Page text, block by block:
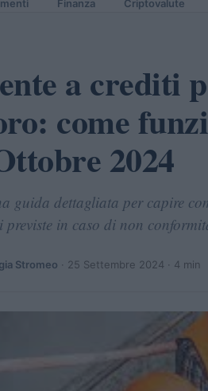
Finanza Criptovalute
a crediti
come
2024
guida dettagliata per capire
previste in caso di non
Stromeo · 25 Settembre 2024 · 4 min